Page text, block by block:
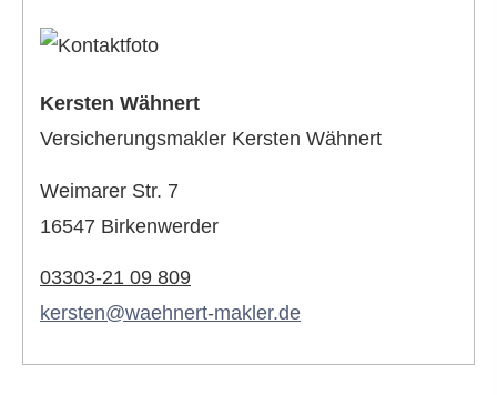
Kersten Wähnert
Ver­sicherungs­makler Kersten Wähnert
Weimarer Str. 7
16547 Birkenwerder
03303-21 09 809
kersten@waehnert-makler.de